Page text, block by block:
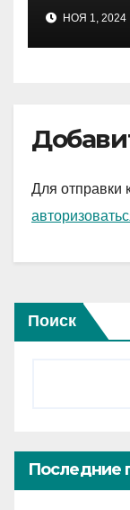
НОЯ 1, 2024
Для отправки
Поиск
Последние